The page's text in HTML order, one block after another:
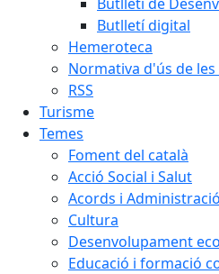
Butlletí digital
Hemeroteca
Normativa d'ús de
RSS
Turisme
Temes
Foment del català
Acció Social i Salut
Acords i
Cultura
Desenvolupament
Educació i formació